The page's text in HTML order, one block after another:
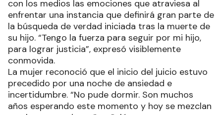
con los medios las emociones que atraviesa al
enfrentar una instancia que definirá gran parte de
la búsqueda de verdad iniciada tras la muerte de
su hijo. “Tengo la fuerza para seguir por mi hijo,
para lograr justicia”, expresó visiblemente
conmovida.
La mujer reconoció que el inicio del juicio estuvo
precedido por una noche de ansiedad e
incertidumbre. “No pude dormir. Son muchos
años esperando este momento y hoy se mezclan